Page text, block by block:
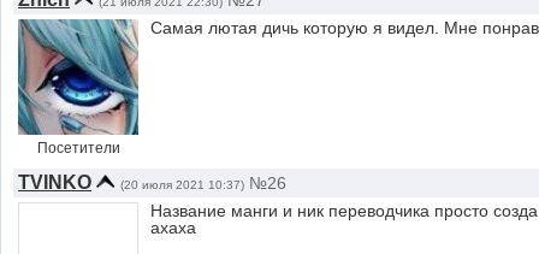
Посетители
Самая лютая дичь которую я видел. Мне
TVINKO (20 июля 2021 10:37) №26
Название манги и ник переводчика просто
ахаха